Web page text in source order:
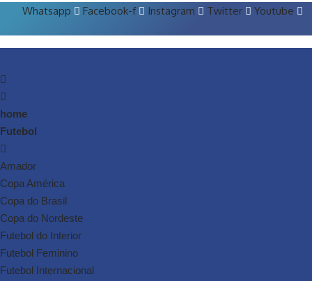
Whatsapp Facebook-f Instagram Twitter Youtube
home
Futebol
Amador
Copa América
Copa do Brasil
Copa do Nordeste
Futebol do Interior
Futebol Feminino
Futebol Internacional